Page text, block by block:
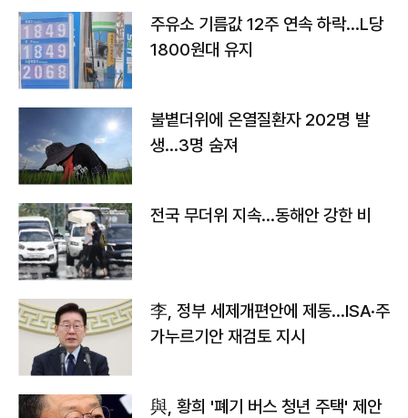
주유소 기름값 12주 연속 하락…L당
1800원대 유지
불볕더위에 온열질환자 202명 발
생…3명 숨져
전국 무더위 지속…동해안 강한 비
李, 정부 세제개편안에 제동…ISA·주
가누르기안 재검토 지시
與, 황희 '폐기 버스 청년 주택' 제안